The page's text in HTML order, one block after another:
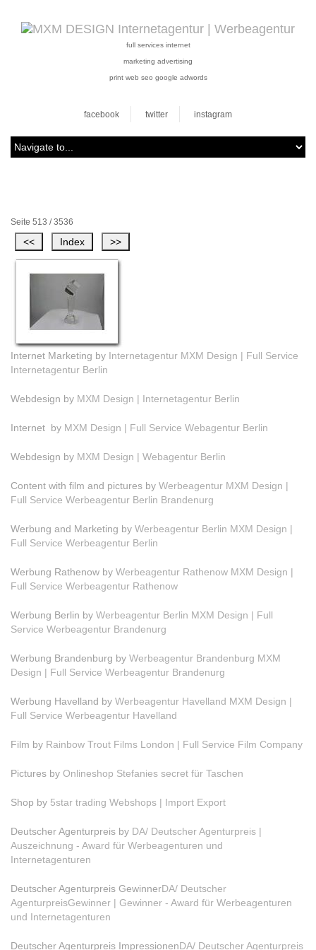
full services internet
marketing advertising
print web seo google adwords
facebook twitter instagram
Seite 513 / 3536
Internet Marketing by Internetagentur MXM Design | Full Service
Internetagentur Berlin
Webdesign by MXM Design | Internetagentur Berlin
Internet by MXM Design | Full Service Webagentur Berlin
Webdesign by MXM Design | Webagentur Berlin
Content with film and pictures by Werbeagentur MXM Design |
Full Service Werbeagentur Berlin Brandenurg
Werbung and Marketing by Werbeagentur Berlin MXM Design |
Full Service Werbeagentur Berlin
Werbung Rathenow by Werbeagentur Rathenow MXM Design |
Full Service Werbeagentur Rathenow
Werbung Berlin by Werbeagentur Berlin MXM Design | Full
Service Werbeagentur Brandenurg
Werbung Brandenburg by Werbeagentur Brandenburg MXM
Design | Full Service Werbeagentur Brandenurg
Werbung Havelland by Werbeagentur Havelland MXM Design |
Full Service Werbeagentur Havelland
Film by Rainbow Trout Films London | Full Service Film Company
Pictures by Onlineshop Stefanies secret für Taschen
Shop by 5star trading Webshops | Import Export
Deutscher Agenturpreis by DA/ Deutscher Agenturpreis |
Auszeichnung - Award für Werbeagenturen und
Internetagenturen
Deutscher Agenturpreis GewinnerDA/ Deutscher
AgenturpreisGewinner | Gewinner - Award für Werbeagenturen
und Internetagenturen
Deutscher Agenturpreis ImpressionenDA/ Deutscher Agenturpreis